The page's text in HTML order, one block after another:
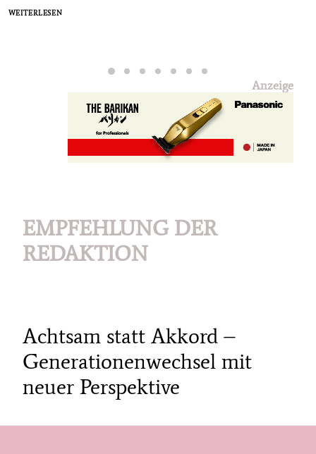
WEITERLESEN
Anzeige
EMPFEHLUNG DER
REDAKTION
Achtsam statt Akkord –
Generationenwechsel mit
neuer Perspektive